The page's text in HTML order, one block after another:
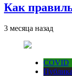
Как
3 месяца назад
COVID